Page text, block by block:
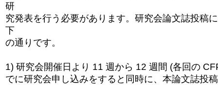
研
究発表を行う必要があります。研究会論文誌投稿
下
の通りです。
1) 研究会開催日より 11 週から 12 週間 (各回の
でに研究会申し込みをすると同時に、本論文誌投